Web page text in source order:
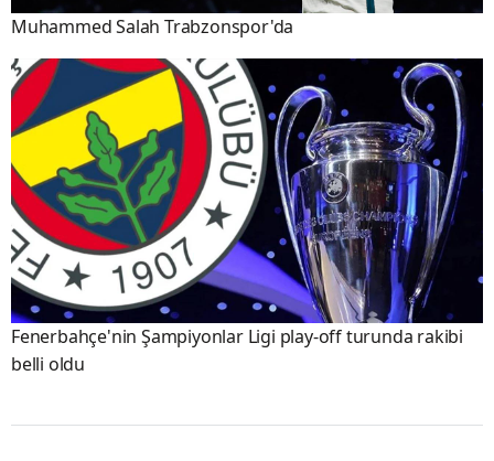
Muhammed Salah Trabzonspor'da
Fenerbahçe'nin Şampiyonlar Ligi play-off turunda rakibi
belli oldu